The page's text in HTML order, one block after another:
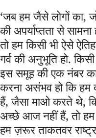
‘जब हम जैसे लोगों का,
की अपर्याप्तता से
तो हम किसी भी ऐसे
गर्व की अनुभूति हो.
इस समूह की एक नंबर
करना असंभव हो कि हम
हैं, जैसा माओ करते थे,
अच्छे आज नहीं हैं, तो हम
हम ज़रूर ताकतवर